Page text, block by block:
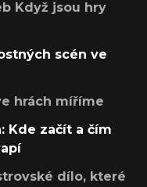
Když jsou hry
scén ve
hrách míříme
Kde začít a čím
dílo, které